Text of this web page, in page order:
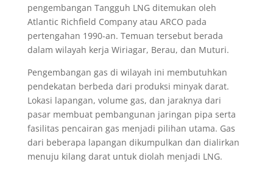
pengembangan Tangguh LNG ditemukan oleh
Atlantic Richfield Company atau ARCO pada
pertengahan 1990-an. Temuan tersebut berada
dalam wilayah kerja Wiriagar, Berau, dan Muturi.
Pengembangan gas di wilayah ini membutuhkan
pendekatan berbeda dari produksi minyak darat.
Lokasi lapangan, volume gas, dan jaraknya dari
pasar membuat pembangunan jaringan pipa serta
fasilitas pencairan gas menjadi pilihan utama. Gas
dari beberapa lapangan dikumpulkan dan dialirkan
menuju kilang darat untuk diolah menjadi LNG.